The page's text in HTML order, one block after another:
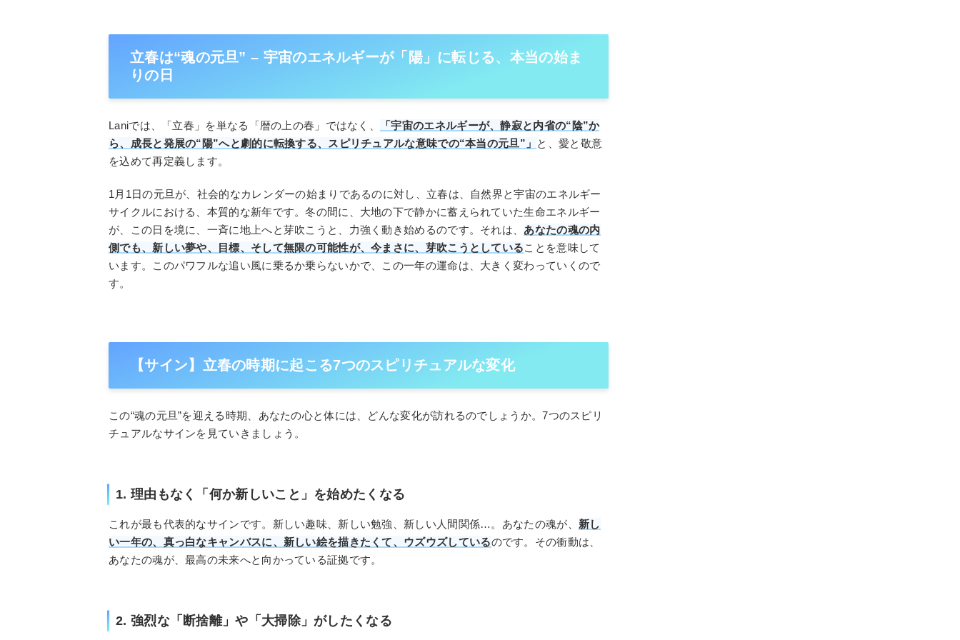
立春は“魂の元旦” – 宇宙のエネルギーが「陽」に転じる、本当の始ま
りの日
Laniでは、「立春」を単なる「暦の上の春」ではなく、
「宇宙のエネルギーが、静寂と内省の“陰”か
ら、成長と発展の“陽”へと劇的に転換する、スピリチュアルな意味での“本当の元旦”」 と、愛と敬意
を込めて再定義します。
1月1日の元旦が、社会的なカレンダーの始まりであるのに対し、立春は、自然界と宇宙のエネルギー
サイクルにおける、本質的な新年です。冬の間に、大地の下で静かに蓄えられていた生命エネルギー
が、この日を境に、一斉に地上へと芽吹こうと、力強く動き始めるのです。それは、 あなたの魂の内
側でも、新しい夢や、目標、そして無限の可能性が、今まさに、芽吹こうとしていることを意味して
います。このパワフルな追い風に乗るか乗らないかで、この一年の運命は、大きく変わっていくので
す。
【サイン】立春の時期に起こる7つのスピリチュアルな変化
この“魂の元旦”を迎える時期、あなたの心と体には、どんな変化が訪れるのでしょうか。7つのスピリ
チュアルなサインを見ていきましょう。
1. 理由もなく「何か新しいこと」を始めたくなる
これが最も代表的なサインです。新しい趣味、新しい勉強、新しい人間関係…。あなたの魂が、 新し
い一年の、真っ白なキャンバスに、新しい絵を描きたくて、ウズウズしているのです。その衝動は、
あなたの魂が、最高の未来へと向かっている証拠です。
2. 強烈な「断捨離」や「大掃除」がしたくなる